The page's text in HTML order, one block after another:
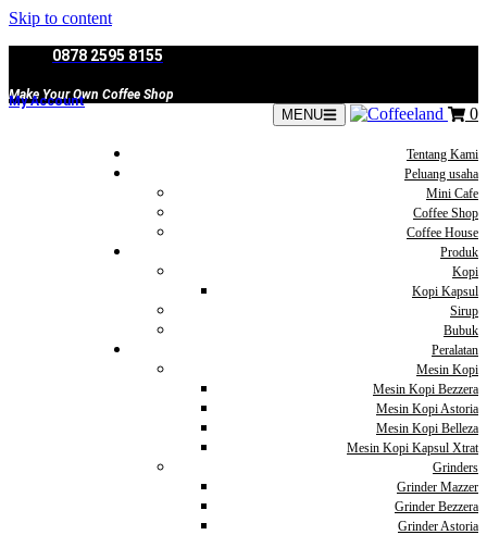
Skip to content
0878 2595 8155
Make Your Own Coffee Shop
My Account
MENU 0
Tentang Kami
Peluang usaha
Mini Cafe
Coffee Shop
Coffee House
Produk
Kopi
Kopi Kapsul
Sirup
Bubuk
Peralatan
Mesin Kopi
Mesin Kopi Bezzera
Mesin Kopi Astoria
Mesin Kopi Belleza
Mesin Kopi Kapsul Xtrat
Grinders
Grinder Mazzer
Grinder Bezzera
Grinder Astoria